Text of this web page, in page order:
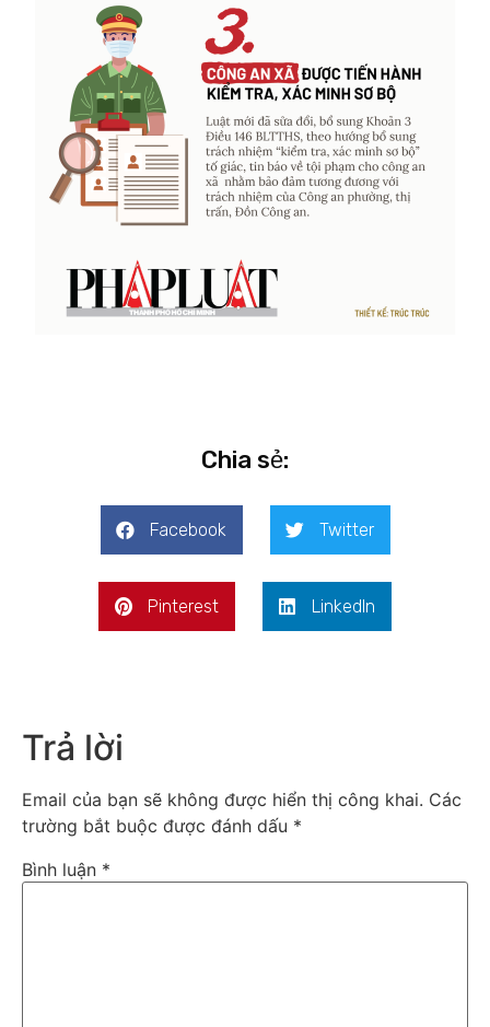
Chia sẻ:
Facebook Twitter
Pinterest LinkedIn
Trả lời
Email của bạn sẽ không được hiển thị công khai. Các
trường bắt buộc được đánh dấu *
Bình luận *